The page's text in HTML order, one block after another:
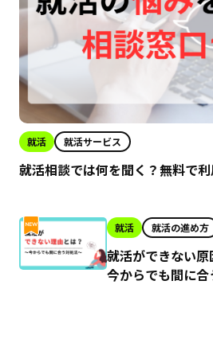
就活 就活サービス
就活相談では何を聞く？無料で
就活 就活の進め方
就活ができない原
今からでも間に